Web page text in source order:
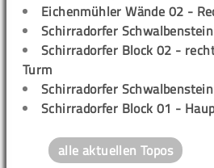
Eichenmühler Wände 02 -
Schirradorfer
Schirradorfer Block 02 -
Turm
Schirradorfer
Schirradorfer Block 01 -
alle aktuellen Topos